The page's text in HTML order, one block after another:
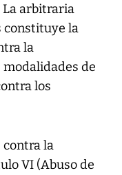
La arbitraria
constituye la
la
de
los
contra la
VI (Abuso de